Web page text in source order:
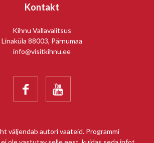
Kontakt
Kihnu Vallavalitsus
Linaküla 88003, Pärnumaa
info@visitkihnu.ee
 
väljendab autori vaateid. Programmi